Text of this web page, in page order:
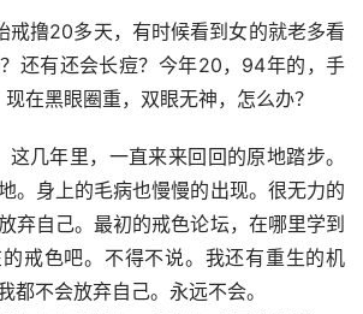
戒撸20多天，有时候看到女的就老多看
还有还会长痘？今年20，94年的，手
在黑眼圈重，双眼无神，怎么办？
几年里，一直来来回回的原地踏步。
。身上的毛病也慢慢的出现。很无力的
弃自己。最初的戒色论坛，在哪里学到
戒色吧。不得不说。我还有重生的机
都不会放弃自己。永远不会。